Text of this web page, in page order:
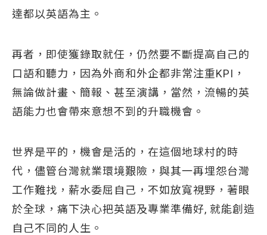
達都以英語為主。
再者，即使獲錄取就任，仍然要不斷提高自己的
口語和聽力，因為外商和外企都非常注重KPI，
無論做計畫、簡報、甚至演講，當然，流暢的英
語能力也會帶來意想不到的升職機會。
世界是平的，機會是活的，在這個地球村的時
代，儘管台灣就業環境艱險，與其一再埋怨台灣
工作難找，薪水委屈自己，不如放寬視野，著眼
於全球，痛下決心把英語及專業準備好, 就能創造
自己不同的人生。